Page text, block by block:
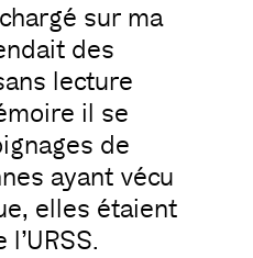
sur ma
des
lecture
il se
de
ayant vécu
elles étaient